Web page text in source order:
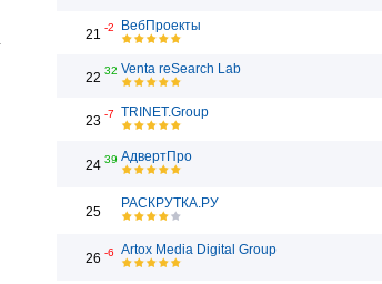
21 -2 ВебПроекты
22 32 Venta reSearch Lab
23 -7 TRINET.Group
24 39 АдвертПро
25
РАСКРУТКА.РУ
26 -6 Artox Media Digital Group